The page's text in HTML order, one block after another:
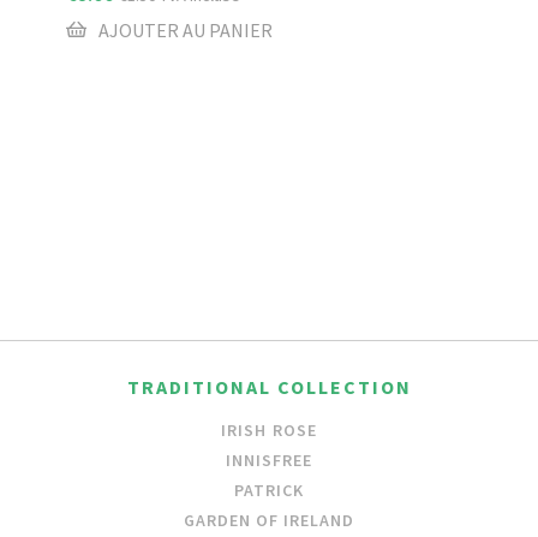
AJOUTER AU PANIER
TRADITIONAL COLLECTION
IRISH ROSE
INNISFREE
PATRICK
GARDEN OF IRELAND